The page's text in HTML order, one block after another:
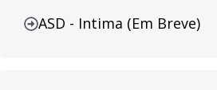
ASD - Intima (Em Breve)